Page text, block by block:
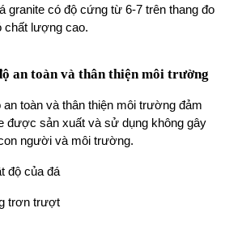
granite có độ cứng từ 6-7 trên thang đo
chất lượng cao.
an toàn và thân thiện môi trường
toàn và thân thiện môi trường đảm
được sản xuất và sử dụng không gây
người và môi trường.
độ của đá
trơn trượt